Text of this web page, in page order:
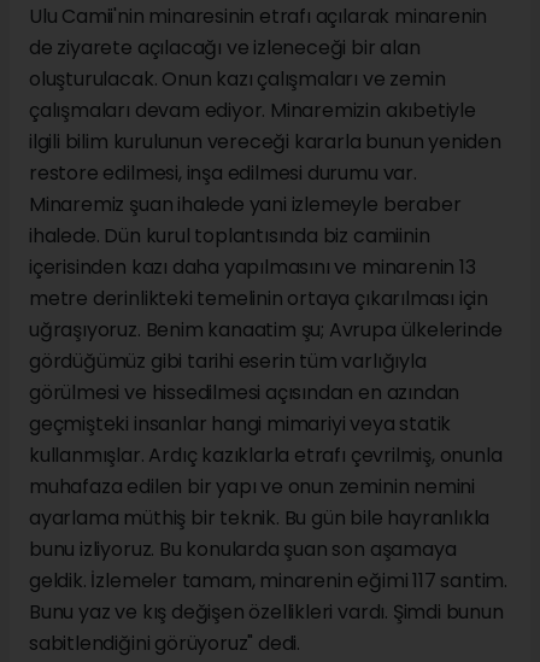
Ulu Camii'nin minaresinin etrafı açılarak minarenin
de ziyarete açılacağı ve izleneceği bir alan
oluşturulacak. Onun kazı çalışmaları ve zemin
çalışmaları devam ediyor. Minaremizin akıbetiyle
ilgili bilim kurulunun vereceği kararla bunun yeniden
restore edilmesi, inşa edilmesi durumu var.
Minaremiz şuan ihalede yani izlemeyle beraber
ihalede. Dün kurul toplantısında biz camiinin
içerisinden kazı daha yapılmasını ve minarenin 13
metre derinlikteki temelinin ortaya çıkarılması için
uğraşıyoruz. Benim kanaatim şu; Avrupa ülkelerinde
gördüğümüz gibi tarihi eserin tüm varlığıyla
görülmesi ve hissedilmesi açısından en azından
geçmişteki insanlar hangi mimariyi veya statik
kullanmışlar. Ardıç kazıklarla etrafı çevrilmiş, onunla
muhafaza edilen bir yapı ve onun zeminin nemini
ayarlama müthiş bir teknik. Bu gün bile hayranlıkla
bunu izliyoruz. Bu konularda şuan son aşamaya
geldik. İzlemeler tamam, minarenin eğimi 117 santim.
Bunu yaz ve kış değişen özellikleri vardı. Şimdi bunun
sabitlendiğini görüyoruz" dedi.